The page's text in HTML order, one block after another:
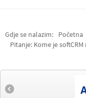
Gdje se nalazim: Početna
Pitanje: Kome je